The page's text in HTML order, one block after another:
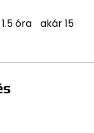
1.5 óra akár 15